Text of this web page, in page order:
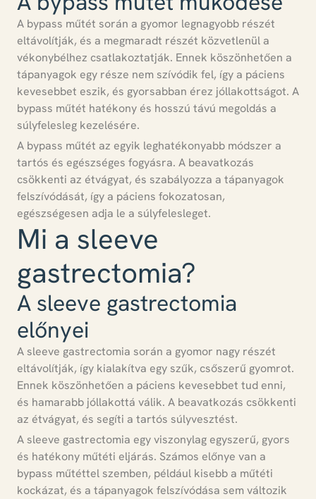
A bypass műtét során a gyomor legnagyobb részét
eltávolítják, és a megmaradt részét közvetlenül a
vékonybélhez csatlakoztatják. Ennek köszönhetően a
tápanyagok egy része nem szívódik fel, így a páciens
kevesebbet eszik, és gyorsabban érez jóllakottságot. A
bypass műtét hatékony és hosszú távú megoldás a
súlyfelesleg kezelésére.
A bypass műtét az egyik leghatékonyabb módszer a
tartós és egészséges fogyásra. A beavatkozás
csökkenti az étvágyat, és szabályozza a tápanyagok
felszívódását, így a páciens fokozatosan,
egészségesen adja le a súlyfelesleget.
Mi a sleeve
gastrectomia?
A sleeve gastrectomia
előnyei
A sleeve gastrectomia során a gyomor nagy részét
eltávolítják, így kialakítva egy szűk, csőszerű gyomrot.
Ennek köszönhetően a páciens kevesebbet tud enni,
és hamarabb jóllakottá válik. A beavatkozás csökkenti
az étvágyat, és segíti a tartós súlyvesztést.
A sleeve gastrectomia egy viszonylag egyszerű, gyors
és hatékony műtéti eljárás. Számos előnye van a
bypass műtéttel szemben, például kisebb a műtéti
kockázat, és a tápanyagok felszívódása sem változik